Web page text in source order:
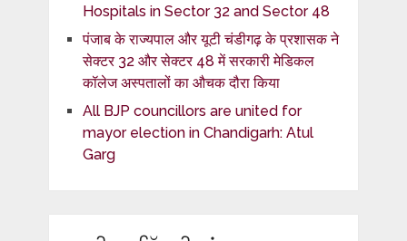
Hospitals in Sector 32 and Sector 48
पंजाब के राज्यपाल और यूटी चंडीगढ़ के प्रशासक ने
सेक्टर 32 और सेक्टर 48 में सरकारी मेडिकल
कॉलेज अस्पतालों का औचक दौरा किया
All BJP councillors are united for
mayor election in Chandigarh: Atul
Garg